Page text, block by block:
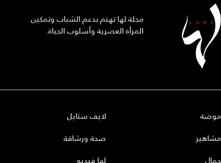
مجلة لها تهتم بدعم الشباب وتمكين
المرأة العصرية وأسلوب الحياة.
موضة
مشاهير
جمال
لايف ستايل
صحة ورشاقة
لها فيديو